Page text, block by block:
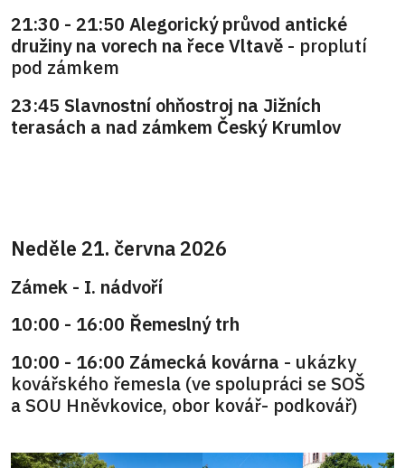
21:30 - 21:50 Alegorický průvod antické
družiny na vorech na řece Vltavě - proplutí
pod zámkem
23:45 Slavnostní ohňostroj na Jižních
terasách a nad zámkem Český Krumlov
Neděle 21. června 2026
Zámek - I. nádvoří
10:00 - 16:00 Řemeslný trh
10:00 - 16:00 Zámecká kovárna - ukázky
kovářského řemesla (ve spolupráci se SOŠ
a SOU Hněvkovice, obor kovář- podkovář)